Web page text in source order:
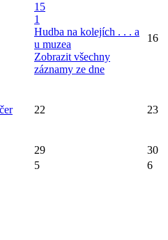
15
1
Hudba na kolejích . . . a
u muzea
Zobrazit všechny
záznamy ze dne
16
22 23
29
30
5 6